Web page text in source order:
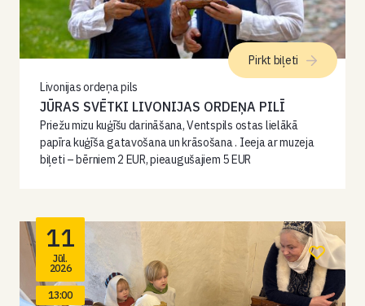
Livonijas ordeņa pils
JŪRAS SVĒTKI LIVONIJAS ORDEŅA PILĪ
Priežu mizu kuģīšu darināšana, Ventspils ostas lielākā
papīra kuģīša gatavošana un krāsošana . Ieeja ar muzeja
biļeti – bērniem 2 EUR, pieaugušajiem 5 EUR
Pirkt biļeti
11
Jūl.
2026
13:00